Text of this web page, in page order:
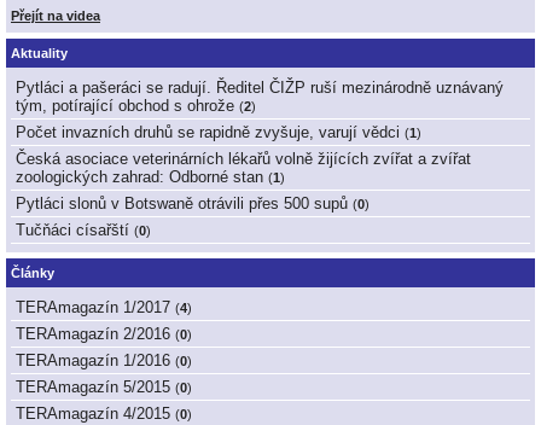
Přejít na videa
Aktuality
Pytláci a pašeráci se radují. Ředitel ČIŽP ruší mezinárodně uznávaný
tým, potírající obchod s ohrože (2)
Počet invazních druhů se rapidně zvyšuje, varují vědci (1)
Česká asociace veterinárních lékařů volně žijících zvířat a zvířat
zoologických zahrad: Odborné stan (1)
Pytláci slonů v Botswaně otrávili přes 500 supů (0)
Tučňáci císařští (0)
Články
TERAmagazín 1/2017 (4)
TERAmagazín 2/2016 (0)
TERAmagazín 1/2016 (0)
TERAmagazín 5/2015 (0)
TERAmagazín 4/2015 (0)